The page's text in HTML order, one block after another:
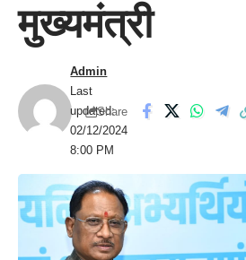
मुख्यमंत्री
Last
updated:
02/12/2024
8:00 PM
Admin
Share